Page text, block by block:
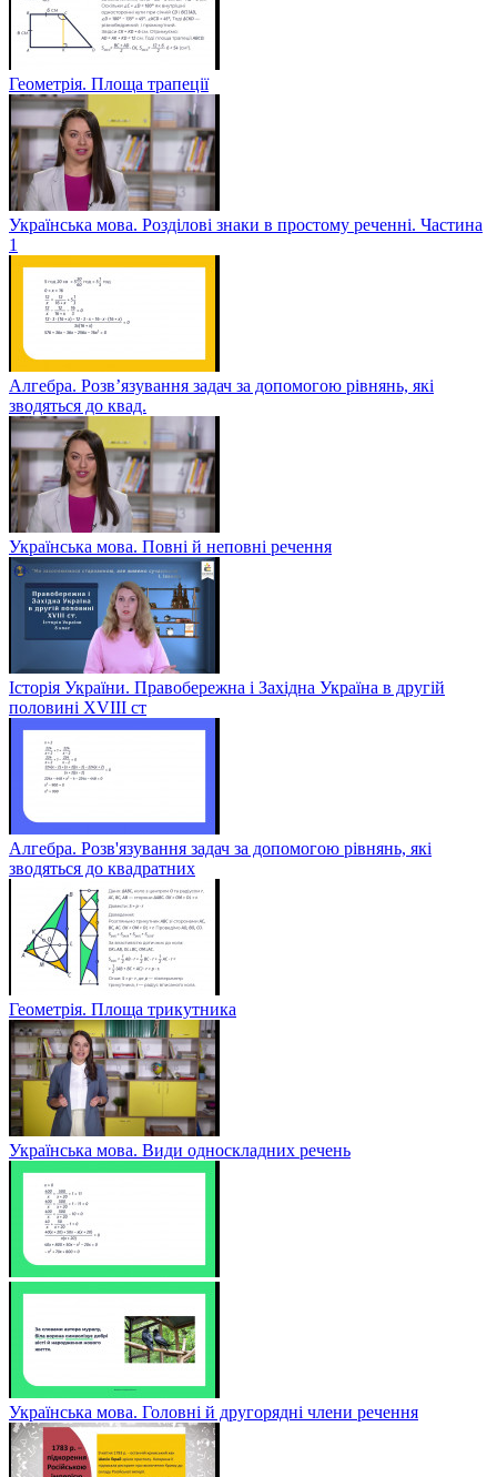
Геометрія. Площа трапеції
Українська мова. Розділові знаки в простому реченні. Частина
1
Алгебра. Розв’язування задач за допомогою рівнянь, які
зводяться до квад.
Українська мова. Повні й неповні речення
Історія України. Правобережна і Західна Україна в другій
половині XVIII ст
Алгебра. Розв'язування задач за допомогою рівнянь, які
зводяться до квадратних
Геометрія. Площа трикутника
Українська мова. Види односкладних речень
Українська мова. Головні й другорядні члени речення